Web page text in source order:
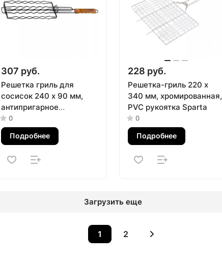
307 руб.
Решетка гриль для
сосисок 240 х 90 мм,
антипригарное
покрытие, Camping
Palisad
0
Подробнее
228 руб.
Решетка-гриль 220 x
340 мм, хромированная,
PVC рукоятка Sparta
0
Подробнее
Загрузить еще
1 2